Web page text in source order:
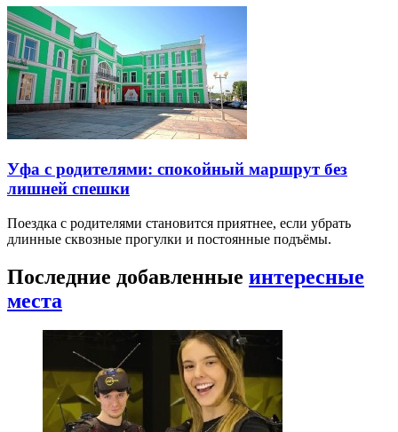
Уфа с родителями: спокойный маршрут без
лишней спешки
Поездка с родителями становится приятнее, если убрать
длинные сквозные прогулки и постоянные подъёмы.
Последние добавленные интересные
места